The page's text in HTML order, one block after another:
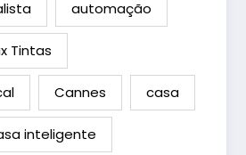
automação
Tintas
Cannes casa
inteligente